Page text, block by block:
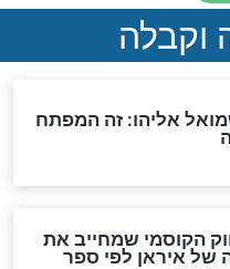
המשיח?
תהיה אפיקורסות
מאוד של